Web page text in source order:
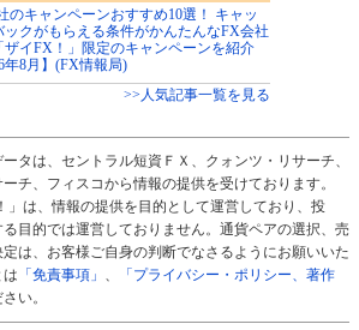
のキャンペーンおすすめ10選！ キャッ
ックがもらえる条件がかんたんなFX会社
ザイFX！」限定のキャンペーンを紹介
年8月】(FX情報局)
>>人気記事一覧を見る
タは、セントラル短資ＦＸ、クォンツ・リサーチ、
チ、フィスコから情報の提供を受けております。
」は、情報の提供を目的として運営しており、投
目的では運営しておりません。通貨ペアの選択、売
は、お客様ご自身の判断でなさるようにお願いいた
は 「免責事項」 、
「プライバシー・ポリシー、著作
い。